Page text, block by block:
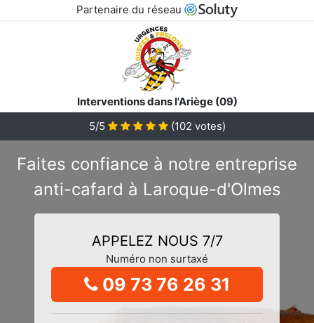
Partenaire du réseau
Interventions dans l'Ariège (09)
5/5
(102 votes)
Faites confiance à notre entreprise
anti-cafard à Laroque-d'Olmes
APPELEZ NOUS 7/7
Numéro non surtaxé
09 73 76 26 31